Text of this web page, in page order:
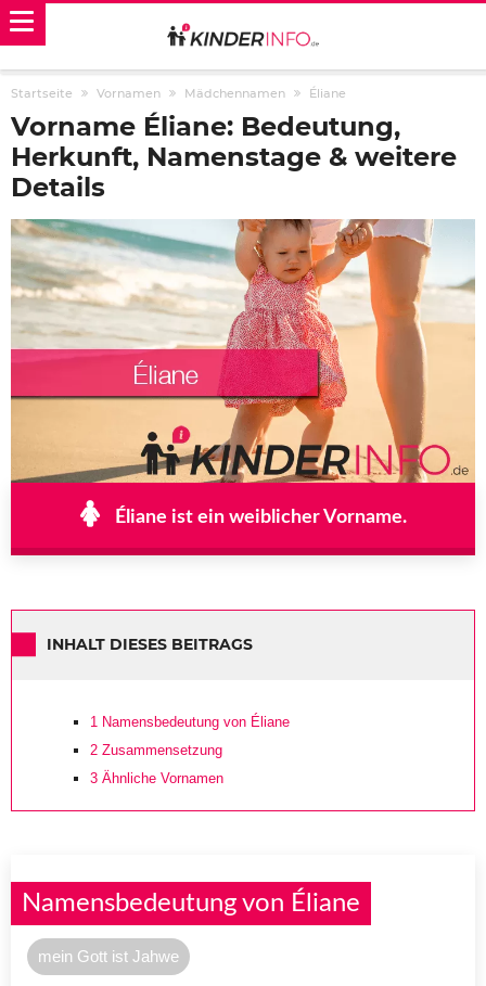
Startseite Vornamen Mädchennamen Éliane
Vorname Éliane: Bedeutung,
Herkunft, Namenstage & weitere
Details
Éliane ist ein weiblicher Vorname.
INHALT DIESES BEITRAGS
1 Namensbedeutung von Éliane
2 Zusammensetzung
3 Ähnliche Vornamen
Namensbedeutung von Éliane
mein Gott ist Jahwe